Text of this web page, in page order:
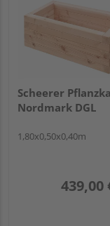
Scheerer
Nordmark DGL
1,80x0,50x0,40m
439,00